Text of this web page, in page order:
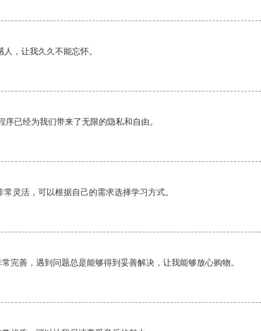
，让我久久不能忘怀。
序已经为我们带来了无限的隐私和自由。
灵活，可以根据自己的需求选择学习方式。
完善，遇到问题总是能够得到妥善解决，让我能够放心购物。